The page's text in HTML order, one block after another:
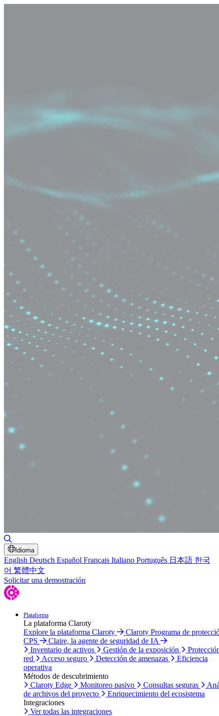
Idioma
English Deutsch Español Français Italiano Português 日本語 한국
어 繁體中文
Solicitar una demostración
Plataforma
La plataforma Claroty
Explore la plataforma Claroty
Claroty Programa de
CPS
Claire, la agente de seguridad de IA
Inventario de activos
Gestión de la exposición
red
Acceso seguro Detección de amenazas
Eficiencia
operativa
Métodos de descubrimiento
Claroty Edge
Monitoreo pasivo Consultas seguras
de archivos del proyecto
Enriquecimiento del ecosistema
Integraciones
Ver todas las integraciones